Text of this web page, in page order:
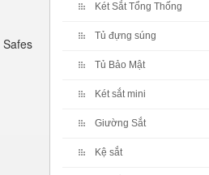
Két Sắt Tổng Thống
Tủ đựng súng
Tủ Bảo Mật
Két sắt mini
Giường Sắt
Kệ sắt